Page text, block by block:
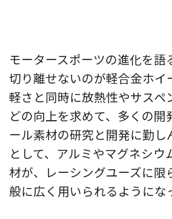
モータースポーツの進化を語
切り離せないのが軽合金ホイ
軽さと同時に放熱性やサスペ
どの向上を求めて、多くの開
ール素材の研究と開発に勤し
として、アルミやマグネシウ
材が、レーシングユーズに限
般に広く用いられるようにな